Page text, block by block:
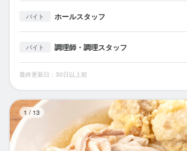
バイト ホールスタッフ
バイト 調理師・調理スタッフ
最終更新日：30日以上前
1 / 13